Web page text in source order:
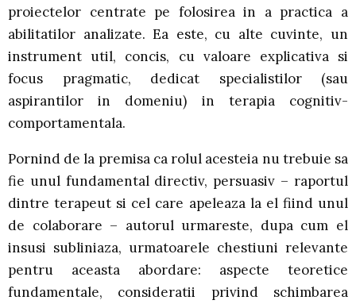
proiectelor centrate pe folosirea in a practica a
abilitatilor analizate. Ea este, cu alte cuvinte, un
instrument util, concis, cu valoare explicativa si
focus pragmatic, dedicat specialistilor (sau
aspirantilor in domeniu) in terapia cognitiv-
comportamentala.
Pornind de la premisa ca rolul acesteia nu trebuie sa
fie unul fundamental directiv, persuasiv – raportul
dintre terapeut si cel care apeleaza la el fiind unul
de colaborare – autorul urmareste, dupa cum el
insusi subliniaza, urmatoarele chestiuni relevante
pentru aceasta abordare: aspecte teoretice
fundamentale, consideratii privind schimbarea